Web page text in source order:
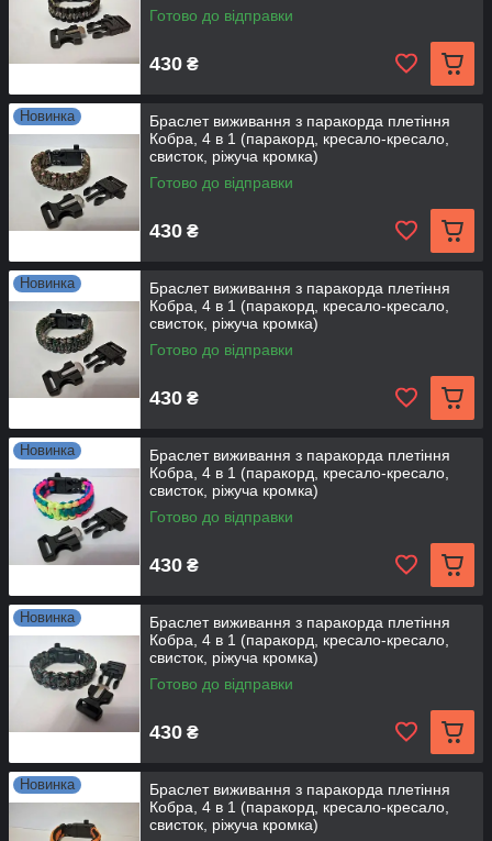
Готово до відправки
430 ₴
Новинка
Браслет виживання з паракорда плетіння
Кобра, 4 в 1 (паракорд, кресало-кресало,
свисток, ріжуча кромка)
Готово до відправки
430 ₴
Новинка
Браслет виживання з паракорда плетіння
Кобра, 4 в 1 (паракорд, кресало-кресало,
свисток, ріжуча кромка)
Готово до відправки
430 ₴
Новинка
Браслет виживання з паракорда плетіння
Кобра, 4 в 1 (паракорд, кресало-кресало,
свисток, ріжуча кромка)
Готово до відправки
430 ₴
Новинка
Браслет виживання з паракорда плетіння
Кобра, 4 в 1 (паракорд, кресало-кресало,
свисток, ріжуча кромка)
Готово до відправки
430 ₴
Новинка
Браслет виживання з паракорда плетіння
Кобра, 4 в 1 (паракорд, кресало-кресало,
свисток, ріжуча кромка)